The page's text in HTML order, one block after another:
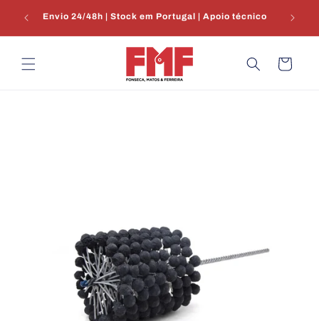
para oEnvio 24/48h | Stock em Portugal | Apoio técnico
Carrinho